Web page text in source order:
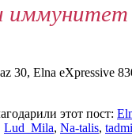
иммунитет
30, Elna eXpressive
этот пост:
Lud_Mila, Na-talis, tadmi